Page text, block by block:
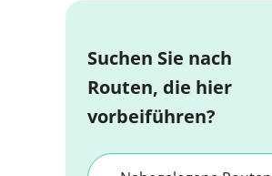
Suchen Sie nach
Routen, die hier
vorbeiführen?